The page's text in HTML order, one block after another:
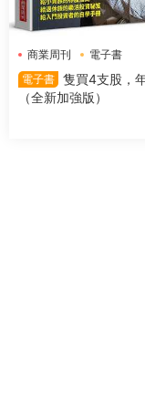
商業周刊
電子書
電子書 隻買4支股，
（全新加強版）